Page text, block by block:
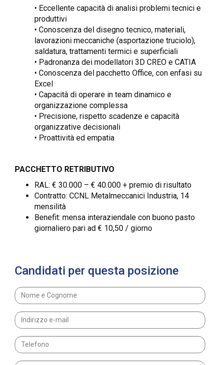
• Eccellente capacità di analisi problemi tecnici e
produttivi
• Conoscenza del disegno tecnico, materiali,
lavorazioni meccaniche (asportazione truciolo),
saldatura, trattamenti termici e superficiali
• Padronanza dei modellatori 3D CREO e CATIA
• Conoscenza del pacchetto Office, con enfasi su
Excel
• Capacità di operare in team dinamico e
organizzazione complessa
• Precisione, rispetto scadenze e capacità
organizzative decisionali
• Proattività ed empatia
PACCHETTO RETRIBUTIVO
RAL: € 30.000 – € 40.000 + premio di risultato
Contratto: CCNL Metalmeccanici Industria, 14
mensilità
Benefit: mensa interaziendale con buono pasto
giornaliero pari ad € 10,50 / giorno
Candidati per questa posizione